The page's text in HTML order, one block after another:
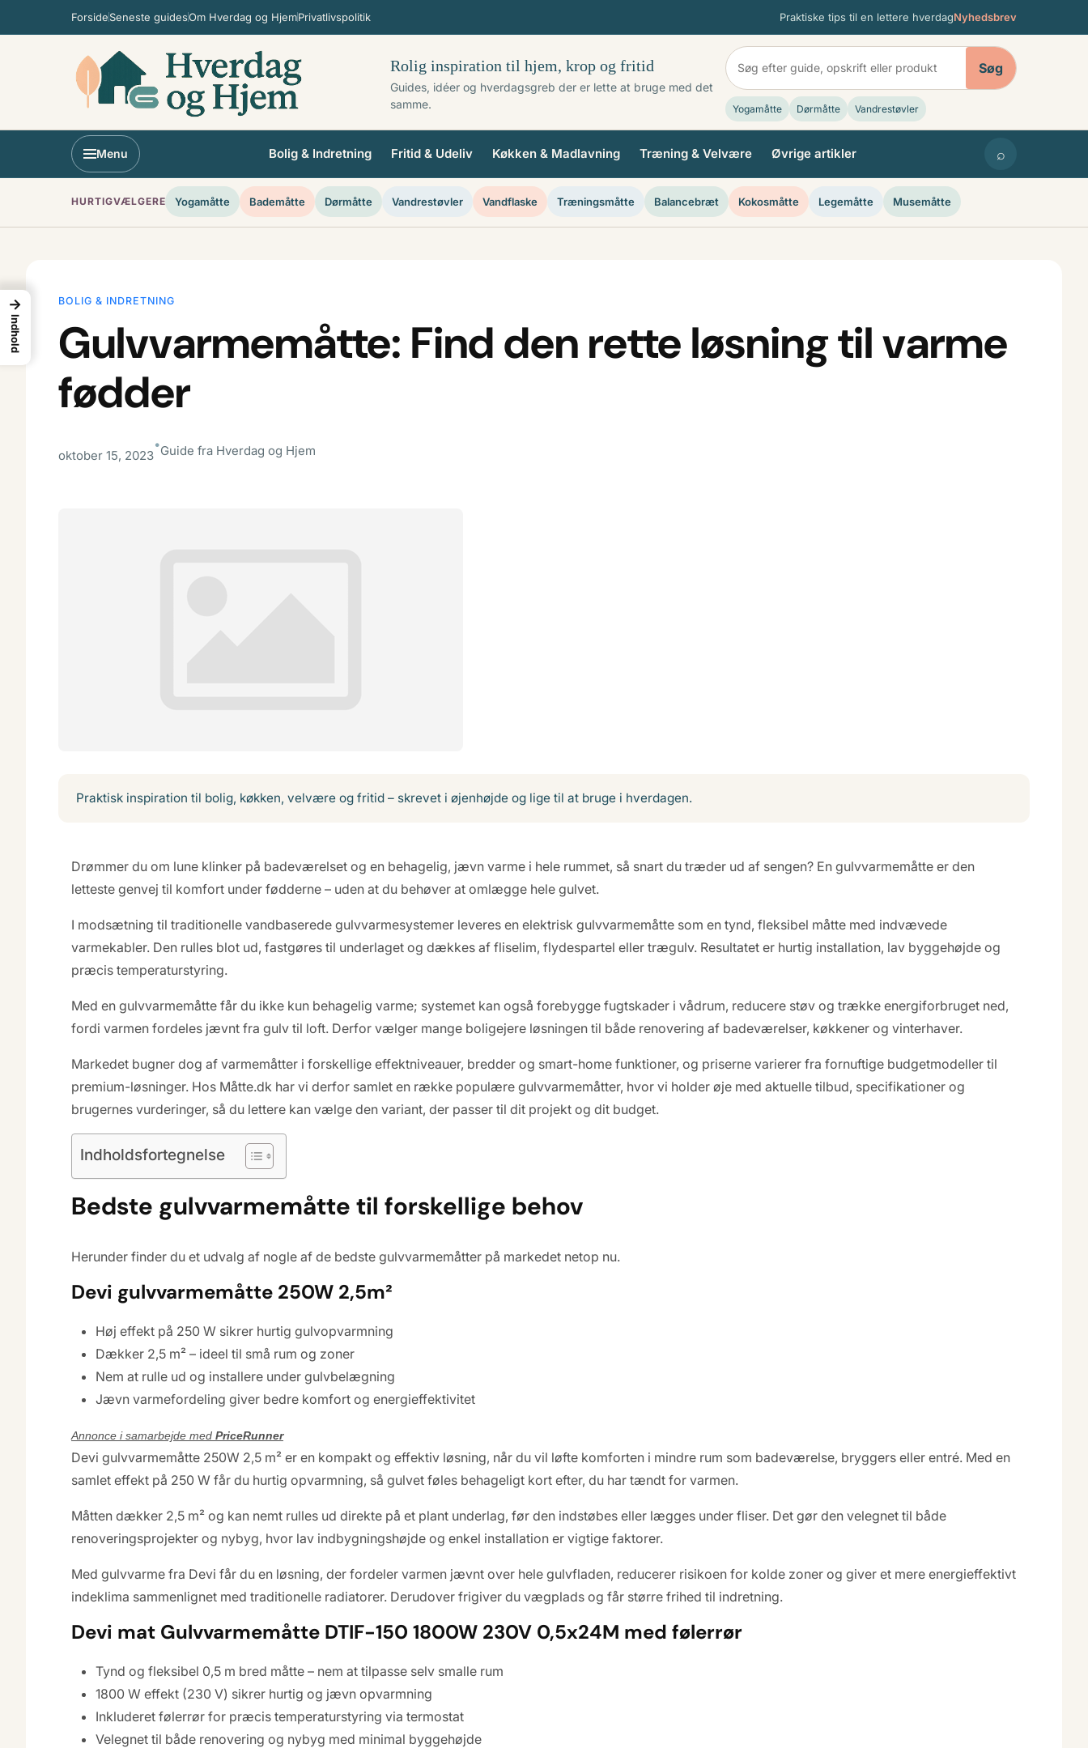
Spring til indhold
ForsideSeneste guidesOm Hverdag og HjemPrivatlivspolitik Praktiske tips til en lettere hverdagNyhedsbrev
Rolig inspiration til hjem, krop og fritid
Guides, idéer og hverdagsgreb der er lette at bruge med det
samme.
Søg
Yogamåtte Dørmåtte Vandrestøvler
Menu Bolig & Indretning Fritid & Udeliv Køkken & Madlavning Træning & Velvære Øvrige artikler ⌕
HURTIGVÆLGERE Yogamåtte Bademåtte Dørmåtte Vandrestøvler Vandflaske Træningsmåtte Balancebræt Kokosmåtte Legemåtte Musemåtte
BOLIG & INDRETNING
Gulvvarmemåtte: Find den rette løsning til varme
fødder
oktober 15, 2023
•Guide fra Hverdag og Hjem
Praktisk inspiration til bolig, køkken, velvære og fritid – skrevet i øjenhøjde og lige til at bruge i hverdagen.
Drømmer du om lune klinker på badeværelset og en behagelig, jævn varme i hele rummet, så snart du træder ud af sengen? En gulvvarmemåtte er den
letteste genvej til komfort under fødderne – uden at du behøver at omlægge hele gulvet.
I modsætning til traditionelle vandbaserede gulvvarmesystemer leveres en elektrisk gulvvarmemåtte som en tynd, fleksibel måtte med indvævede
varmekabler. Den rulles blot ud, fastgøres til underlaget og dækkes af fliselim, flydespartel eller trægulv. Resultatet er hurtig installation, lav byggehøjde og
præcis temperaturstyring.
Med en gulvvarmemåtte får du ikke kun behagelig varme; systemet kan også forebygge fugtskader i vådrum, reducere støv og trække energiforbruget ned,
fordi varmen fordeles jævnt fra gulv til loft. Derfor vælger mange boligejere løsningen til både renovering af badeværelser, køkkener og vinterhaver.
Markedet bugner dog af varmemåtter i forskellige effektniveauer, bredder og smart-home funktioner, og priserne varierer fra fornuftige budgetmodeller til
premium-løsninger. Hos Måtte.dk har vi derfor samlet en række populære gulvvarmemåtter, hvor vi holder øje med aktuelle tilbud, specifikationer og
brugernes vurderinger, så du lettere kan vælge den variant, der passer til dit projekt og dit budget.
Indholdsfortegnelse
Bedste gulvvarmemåtte til forskellige behov
Herunder finder du et udvalg af nogle af de bedste gulvvarmemåtter på markedet netop nu.
Devi gulvvarmemåtte 250W 2,5m²
Høj effekt på 250 W sikrer hurtig gulvopvarmning
Dækker 2,5 m² – ideel til små rum og zoner
Nem at rulle ud og installere under gulvbelægning
Jævn varmefordeling giver bedre komfort og energieffektivitet
Annonce i samarbejde med PriceRunner
Devi gulvvarmemåtte 250W 2,5 m² er en kompakt og effektiv løsning, når du vil løfte komforten i mindre rum som badeværelse, bryggers eller entré. Med en
samlet effekt på 250 W får du hurtig opvarmning, så gulvet føles behageligt kort efter, du har tændt for varmen.
Måtten dækker 2,5 m² og kan nemt rulles ud direkte på et plant underlag, før den indstøbes eller lægges under fliser. Det gør den velegnet til både
renoveringsprojekter og nybyg, hvor lav indbygningshøjde og enkel installation er vigtige faktorer.
Med gulvvarme fra Devi får du en løsning, der fordeler varmen jævnt over hele gulvfladen, reducerer risikoen for kolde zoner og giver et mere energieffektivt
indeklima sammenlignet med traditionelle radiatorer. Derudover frigiver du vægplads og får større frihed til indretning.
Devi mat Gulvvarmemåtte DTIF-150 1800W 230V 0,5x24M med følerrør
Tynd og fleksibel 0,5 m bred måtte – nem at tilpasse selv smalle rum
1800 W effekt (230 V) sikrer hurtig og jævn opvarmning
Inkluderet følerrør for præcis temperaturstyring via termostat
Velegnet til både renovering og nybyg med minimal byggehøjde
→
Indhold